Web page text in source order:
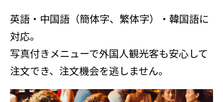
英語・中国語（簡体字、繁体字）・韓国語に
対応。
写真付きメニューで外国人観光客も安心して
注文でき、注文機会を逃しません。